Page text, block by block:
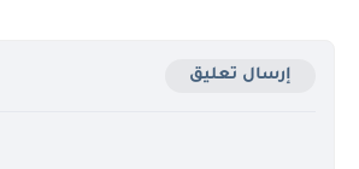
إرسال تعليق